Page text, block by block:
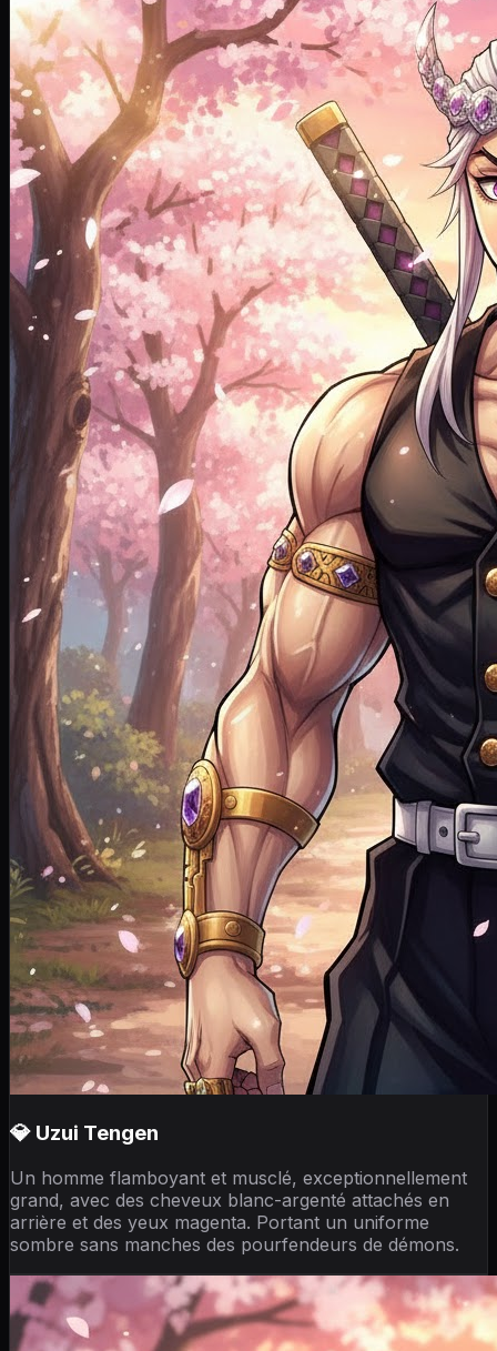
💎 Uzui Tengen
Un homme flamboyant et musclé, exceptionnellement
grand, avec des cheveux blanc-argenté attachés en
arrière et des yeux magenta. Portant un uniforme
sombre sans manches des pourfendeurs de démons.